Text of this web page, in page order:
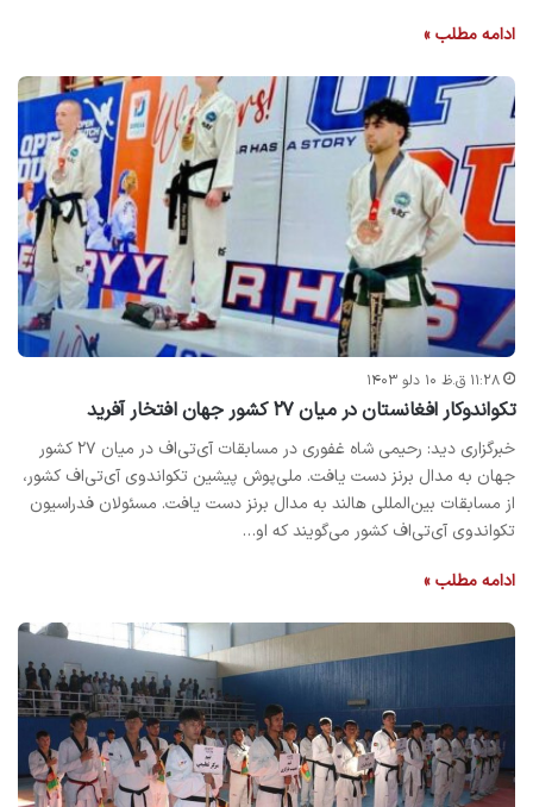
ادامه مطلب »
۱۱:۲۸ ق.ظ ۱۰ دلو ۱۴۰۳
تکواندوکار افغانستان در میان ۲۷ کشور جهان افتخار آفرید
خبرگزاری دید: رحیمی شاه غفوری در مسابقات آی‌تی‌اف در میان ۲۷ کشور
جهان به مدال برنز دست یافت. ‏ملی‌پوش پیشین تکواندوی آی‌تی‌اف کشور،
از مسابقات بین‌المللی هالند به مدال برنز دست یافت. مسئولان فدراسیون
تکواندوی آی‌تی‌اف کشور می‌گویند که او…
ادامه مطلب »